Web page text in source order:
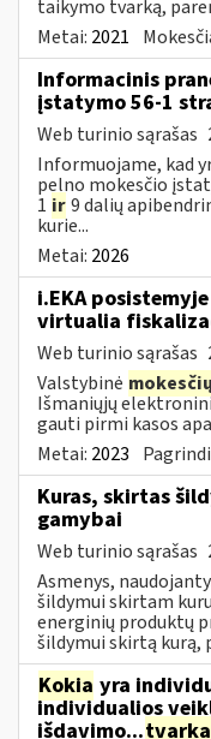
taikymo tvarką,
Metai: 2021
Informacinis
įstatymo 56-1
Web turinio sąrašas
Informuojame, kad
pelno mokesčio
1 ir9 dalių
kurie...
Metai: 2026
i.EKA
virtualia
Web turinio sąrašas
Valstybinė mokesčių
Išmaniųjų
gauti pirmi kasos
Metai: 2023
Kuras, skirtas
gamybai
Web turinio sąrašas
Asmenys,
šildymui skirtam
energinių produktų
šildymui skirtą kurą,
Kokia yra
individualios
išdavimo...tvarka